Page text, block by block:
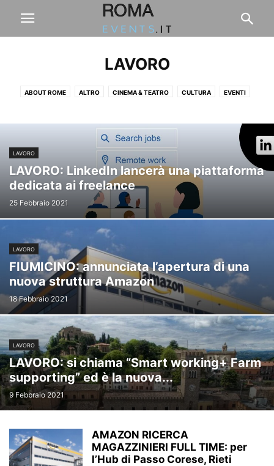
LAVORO
ABOUT ROME ALTRO CINEMA & TEATRO CULTURA EVENTI
LIFESTYLE SPORT VIAGGI & BENESSERE
LAVORO
LAVORO: LinkedIn lancerà una piattaforma
dedicata ai freelance
25 Febbraio 2021
LAVORO
FIUMICINO: annunciata l’apertura di una
nuova struttura Amazon
18 Febbraio 2021
LAVORO
LAVORO: si chiama “Smart working+ Farm
supporting” ed è la nuova...
9 Febbraio 2021
AMAZON RICERCA
MAGAZZINIERI FULL TIME: per
l’Hub di Passo Corese, Rieti